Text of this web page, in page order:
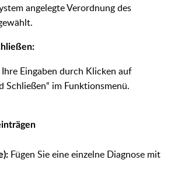
angelegte Verordnung des
Eingaben durch Klicken auf
Schließen“ im Funktionsmenü.
Fügen Sie eine einzelne Diagnose mit